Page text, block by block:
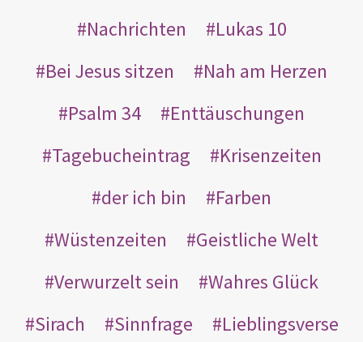
Nachrichten
Lukas 10
Bei Jesus sitzen
Nah am Herzen
Psalm 34
Enttäuschungen
Tagebucheintrag
Krisenzeiten
der ich bin
Farben
Wüstenzeiten
Geistliche Welt
Verwurzelt sein
Wahres Glück
Sirach
Sinnfrage
Lieblingsverse